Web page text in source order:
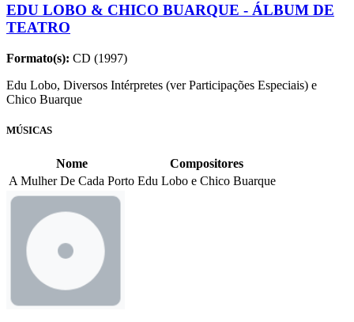
EDU LOBO & CHICO BUARQUE - ÁLBUM DE
TEATRO
Formato(s): CD (1997)
Edu Lobo, Diversos Intérpretes (ver Participações Especiais) e
Chico Buarque
MÚSICAS
Nome
Compositores
A Mulher De Cada Porto Edu Lobo e Chico Buarque